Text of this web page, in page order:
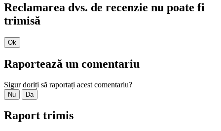
Reclamarea dvs. de recenzie nu poate fi
trimisă
Ok
Raportează un comentariu
Sigur doriți să raportați acest comentariu?
Nu Da
Raport trimis